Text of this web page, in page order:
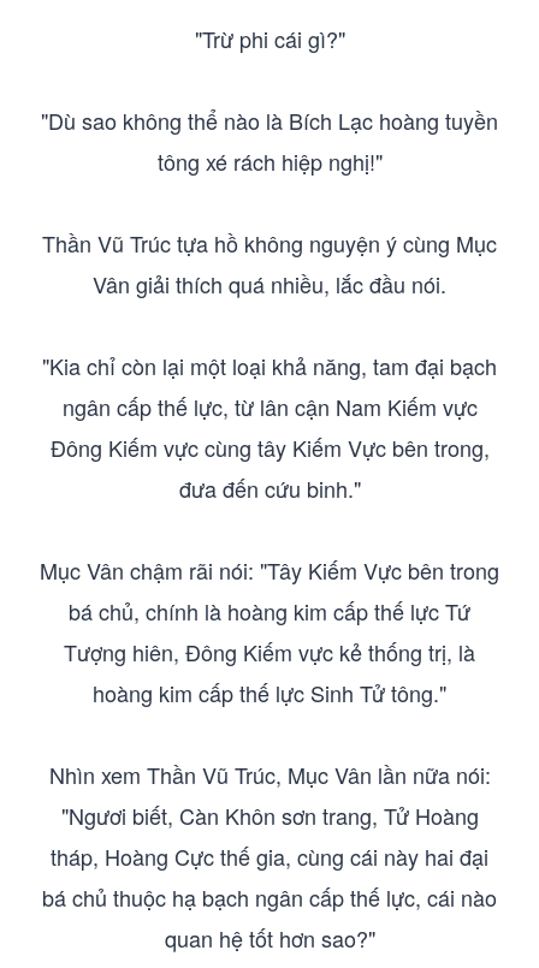
"Trừ phi cái gì?"
"Dù sao không thể nào là Bích Lạc hoàng tuyền
tông xé rách hiệp nghị!"
Thần Vũ Trúc tựa hồ không nguyện ý cùng Mục
Vân giải thích quá nhiều, lắc đầu nói.
"Kia chỉ còn lại một loại khả năng, tam đại bạch
ngân cấp thế lực, từ lân cận Nam Kiếm vực
Đông Kiếm vực cùng tây Kiếm Vực bên trong,
đưa đến cứu binh."
Mục Vân chậm rãi nói: "Tây Kiếm Vực bên trong
bá chủ, chính là hoàng kim cấp thế lực Tứ
Tượng hiên, Đông Kiếm vực kẻ thống trị, là
hoàng kim cấp thế lực Sinh Tử tông."
Nhìn xem Thần Vũ Trúc, Mục Vân lần nữa nói:
"Ngươi biết, Càn Khôn sơn trang, Tử Hoàng
tháp, Hoàng Cực thế gia, cùng cái này hai đại
bá chủ thuộc hạ bạch ngân cấp thế lực, cái nào
quan hệ tốt hơn sao?"